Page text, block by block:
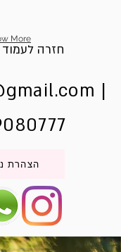
More
< חזרה
|
הצהרת